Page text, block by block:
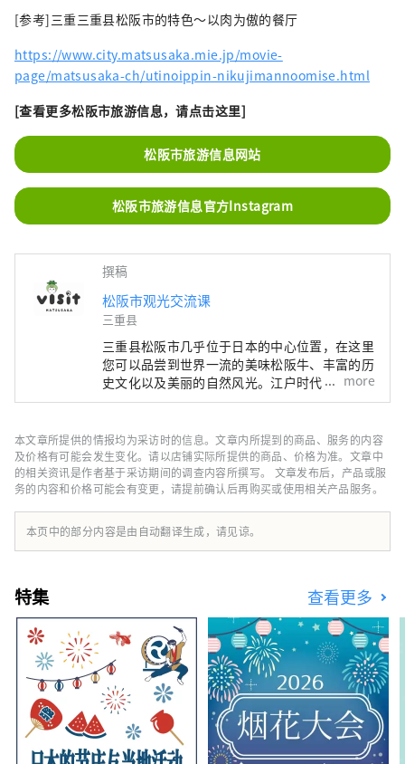
[参考]三重三重县松阪市的特色～以肉为傲的餐厅
https://www.city.matsusaka.mie.jp/movie-
page/matsusaka-ch/utinoippin-nikujimannoomise.html
[查看更多松阪市旅游信息，请点击这里]
松阪市旅游信息网站
松阪市旅游信息官方Instagram
撰稿
松阪市观光交流课
三重县
三重县松阪市几乎位于日本的中心位置，在这里
您可以品尝到世界一流的美味松阪牛、丰富的历
史文化以及美丽的自然风光。江户时代，松阪是
参拜伊势参拜（日本最高神社）的最后驿站。这
松阪带来了繁荣。
more
本文章所提供的情报均为采访时的信息。文章内所提到的商品、服务的内容
及价格有可能会发生变化。请以店铺实际所提供的商品、价格为准。文章中
的相关资讯是作者基于采访期间的调查内容所撰写。 文章发布后，产品或服
务的内容和价格可能会有变更，请提前确认后再购买或使用相关产品服务。
本页中的部分内容是由自动翻译生成，请见谅。
特集 查看更多